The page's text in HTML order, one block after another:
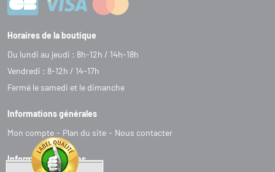
Horaires de la boutique
Du lundi au jeudi : 8h-12h / 14h-18h
Vendredi : 8-12h / 14-17h
Fermé le samedi et le dimanche
Informations générales
Mon compte
Plan du site Nous contacter
Informations légales